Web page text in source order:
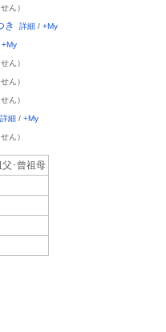
ん）
き 詳細/ +My
+My
ん）
ん）
ん）
詳細/ +My
ん）
･ 曾祖母